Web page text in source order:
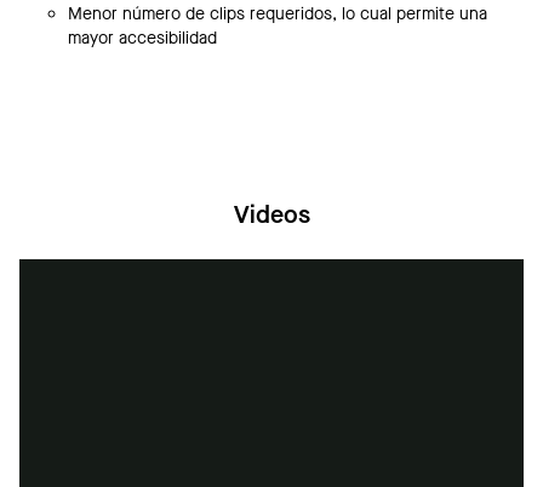
Menor número de clips requeridos, lo cual permite una
mayor accesibilidad
Videos